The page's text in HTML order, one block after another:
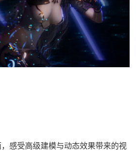
感受高级建模与动态效果带来的视